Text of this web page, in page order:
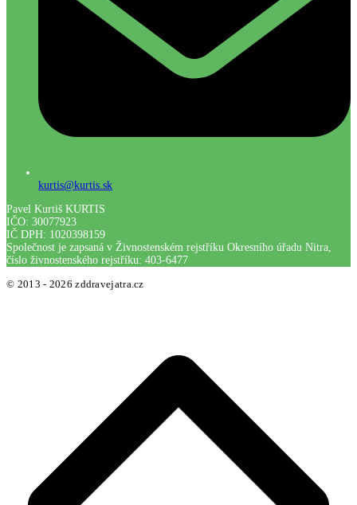
kurtis@kurtis.sk
Pavel Kurtiš KURTIS
IČO: 30077923
IČ DPH: 1020398159
Společnost je zapsaná v Živnostenském rejstříku Okresního úřadu Nitra,
číslo živnostenského rejstříku: 403-6477
© 2013 - 2026 zddravejatra.cz